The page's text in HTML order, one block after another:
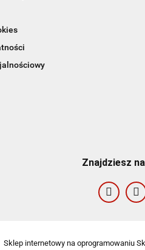
Znajdziesz
Sklep internetowy na oprogramowaniu